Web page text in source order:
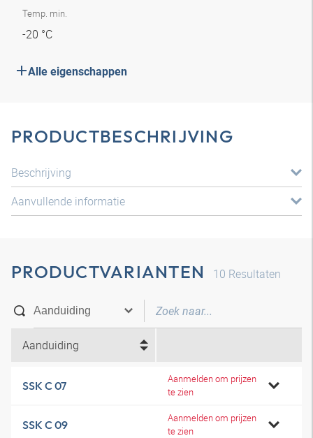
Temp. min.
-20 °C
Alle eigenschappen
PRODUCTBESCHRIJVING
Beschrijving
Aanvullende informatie
PRODUCTVARIANTEN 10 Resultaten
Aanduiding
SSK C 07
Aanmelden om prijzen
te zien
SSK C 09
Aanmelden om prijzen
te zien